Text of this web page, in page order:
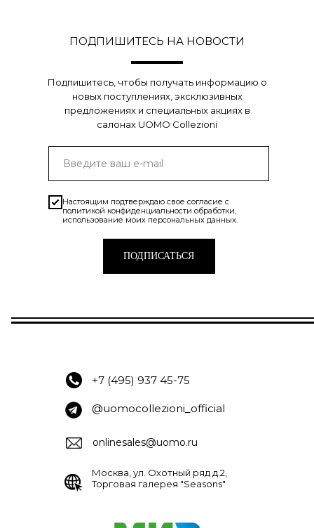
Настоящим подтверждаю свое согласие с
политикой конфиденциальности обработки,
использование моих персональных данных.
ПОДПИСАТЬСЯ
ПОДПИШИТЕСЬ НА НОВОСТИ
Подпишитесь, чтобы получать информацию о
новых поступлениях, эксклюзивных
предложениях и специальных акциях в
салонах UOMO Collezioni
@uomocollezioni_official
+7 (495) 937 45-75
onlinesales@uomo.ru
Москва, ул. Охотный ряд д.2,
Торговая галерея "Seasons"